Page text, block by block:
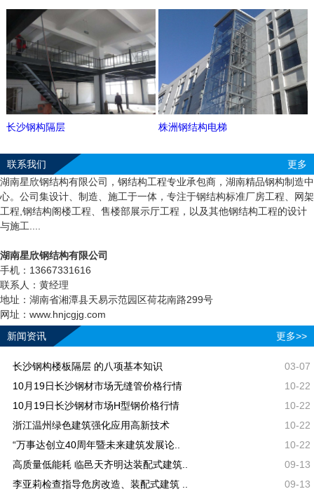
长沙钢构隔层 株洲钢结构电梯
联系我们
更多
湖南星欣钢结构有限公司，钢结构工程专业承包商，湖南精品钢构制造中
心。公司集设计、制造、施工于一体，专注于钢结构标准厂房工程、网架
工程,钢结构阁楼工程、售楼部展示厅工程，以及其他钢结构工程的设计
与施工....
湖南星欣钢结构有限公司
手机：13667331616
联系人：黄经理
地址：湖南省湘潭县天易示范园区荷花南路299号
网址：www.hnjcgjg.com
新闻资讯
更多>>
长沙钢构楼板隔层 的八项基本知识
03-07
10月19日长沙钢材市场无缝管价格行情
10-22
10月19日长沙钢材市场H型钢价格行情
10-22
浙江温州绿色建筑强化应用高新技术
10-22
“万事达创立40周年暨未来建筑发展论..
10-22
高质量低能耗 临邑天齐明达装配式建筑..
09-13
李亚莉检查指导危房改造、装配式建筑 ..
09-13